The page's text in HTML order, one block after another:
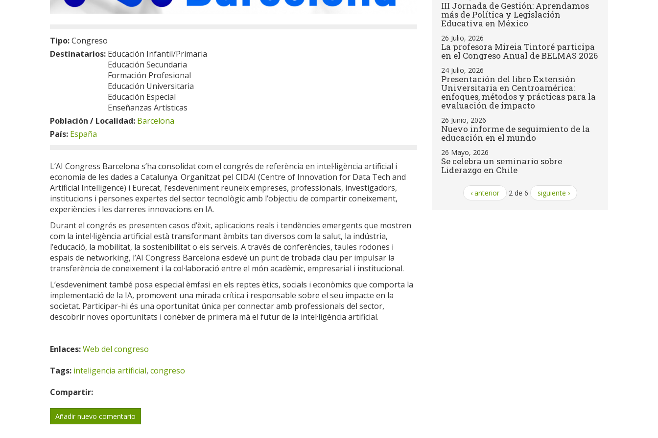
Tipo:Congreso
Destinatarios: Educación Infantil/Primaria
Educación Secundaria
Formación Profesional
Educación Universitaria
Educación Especial
Enseñanzas Artísticas
Población / Localidad: Barcelona
País: España
L’AI Congress Barcelona s’ha consolidat com el congrés de referència en intel·ligència artificial i
economia de les dades a Catalunya. Organitzat pel CIDAI (Centre of Innovation for Data Tech and
Artificial Intelligence) i Eurecat, l’esdeveniment reuneix empreses, professionals, investigadors,
institucions i persones expertes del sector tecnològic amb l’objectiu de compartir coneixement,
experiències i les darreres innovacions en IA.
Durant el congrés es presenten casos d’èxit, aplicacions reals i tendències emergents que mostren
com la intel·ligència artificial està transformant àmbits tan diversos com la salut, la indústria,
l’educació, la mobilitat, la sostenibilitat o els serveis. A través de conferències, taules rodones i
espais de networking, l’AI Congress Barcelona esdevé un punt de trobada clau per impulsar la
transferència de coneixement i la col·laboració entre el món acadèmic, empresarial i institucional.
L’esdeveniment també posa especial èmfasi en els reptes ètics, socials i econòmics que comporta la
implementació de la IA, promovent una mirada crítica i responsable sobre el seu impacte en la
societat. Participar-hi és una oportunitat única per connectar amb professionals del sector,
descobrir noves oportunitats i conèixer de primera mà el futur de la intel·ligència artificial.
Enlaces:Web del congreso
Tags: inteligencia artificial, congreso
Compartir:
Añadir nuevo comentario
III Jornada de Gestión: Aprendamos
más de Política y Legislación
Educativa en México
26 Julio, 2026
La profesora Mireia Tintoré participa
en el Congreso Anual de BELMAS 2026
24 Julio, 2026
Presentación del libro Extensión
Universitaria en Centroamérica:
enfoques, métodos y prácticas para la
evaluación de impacto
26 Junio, 2026
Nuevo informe de seguimiento de la
educación en el mundo
26 Mayo, 2026
Se celebra un seminario sobre
Liderazgo en Chile
‹ anterior 2 de 6 siguiente ›